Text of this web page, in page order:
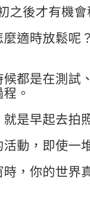
之後才有機
適時放鬆呢
都是在測試
。
是早起去拍
動，即使一
，你的世界